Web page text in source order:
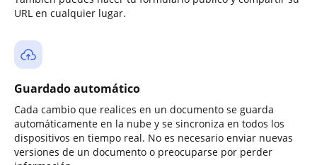
URL en cualquier lugar.
Guardado automático
Cada cambio que realices en un documento se guarda
automáticamente en la nube y se sincroniza en todos los
dispositivos en tiempo real. No es necesario enviar nuevas
versiones de un documento o preocuparse por perder